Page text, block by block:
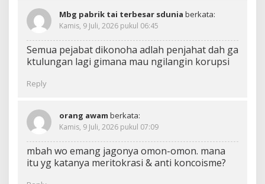
Mbg pabrik tai terbesar sdunia berkata:
Kamis, 9 Juli, 2026 pukul 06:45
Semua pejabat dikonoha adlah penjahat dah ga
ktulungan lagi gimana mau ngilangin korupsi
Reply
orang awam berkata:
Kamis, 9 Juli, 2026 pukul 07:09
mbah wo emang jagonya omon-omon. mana
itu yg katanya meritokrasi & anti koncoisme?